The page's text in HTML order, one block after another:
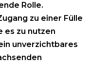
Rolle.
zu einer Fülle
es zu nutzen
unverzichtbares